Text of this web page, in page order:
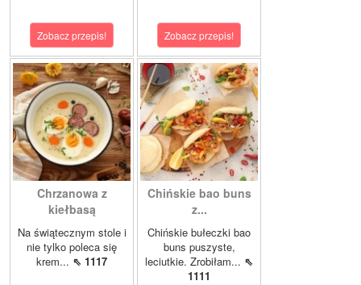
Zobacz przepis! Zobacz przepis!
Chrzanowa z
kiełbasą
Na świątecznym stole i
nie tylko poleca się
krem... ⇖ 1117
Chińskie bao buns
z...
Chińskie bułeczki bao
buns puszyste,
leciutkie. Zrobiłam... ⇖
1111